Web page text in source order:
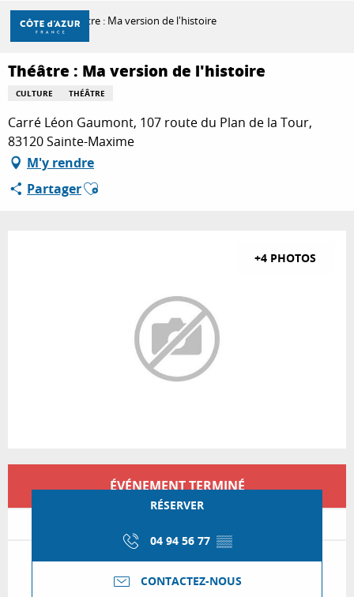
Aller
contenu
principal
DÉCOUVRIR
À FAIRE
SÉJOURNER
Accueil Théâtre : Ma version de l'histoire
Théâtre : Ma version de l'histoire
CULTURE THÉÂTRE
Carré Léon Gaumont, 107 route du Plan de la Tour,
83120 Sainte-Maxime
M'y rendre
PartagerAjouter aux favoris
+4 PHOTOS
Ouverture et coordonnées
ÉVÉNEMENT TERMINÉ
RÉSERVER
04 94 56 77 ▒▒
CONTACTEZ-NOUS